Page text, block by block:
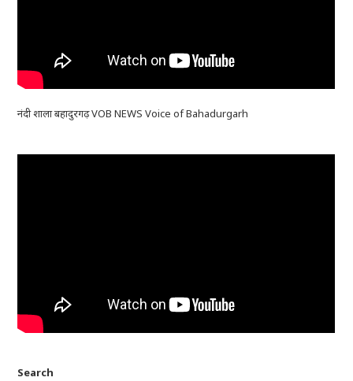
नंदी शाला बहादुरगढ़ VOB NEWS Voice of Bahadurgarh
Search